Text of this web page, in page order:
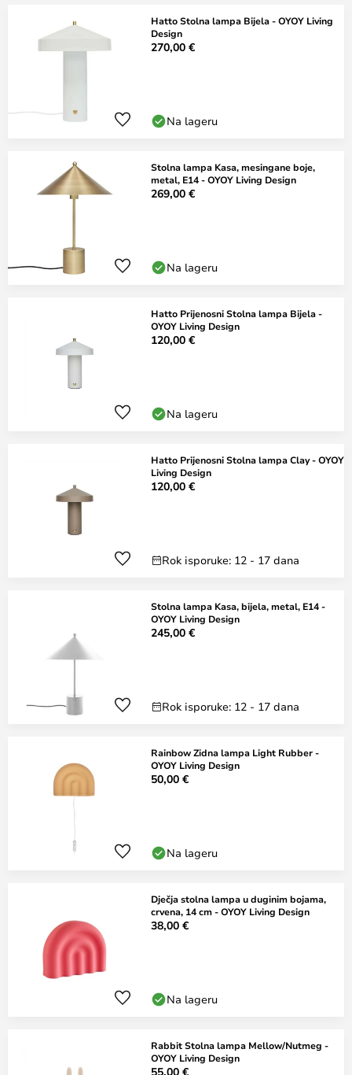
Hatto Stolna lampa Bijela - OYOY Living
Design
270,00 €
Na lageru
Stolna lampa Kasa, mesingane boje,
metal, E14 - OYOY Living Design
269,00 €
Na lageru
Hatto Prijenosni Stolna lampa Bijela -
OYOY Living Design
120,00 €
Na lageru
Hatto Prijenosni Stolna lampa Clay - OYOY
Living Design
120,00 €
Rok isporuke: 12 - 17 dana
Stolna lampa Kasa, bijela, metal, E14 -
OYOY Living Design
245,00 €
Rok isporuke: 12 - 17 dana
Rainbow Zidna lampa Light Rubber -
OYOY Living Design
50,00 €
Na lageru
Dječja stolna lampa u duginim bojama,
crvena, 14 cm - OYOY Living Design
38,00 €
Na lageru
Rabbit Stolna lampa Mellow/Nutmeg -
OYOY Living Design
55,00 €